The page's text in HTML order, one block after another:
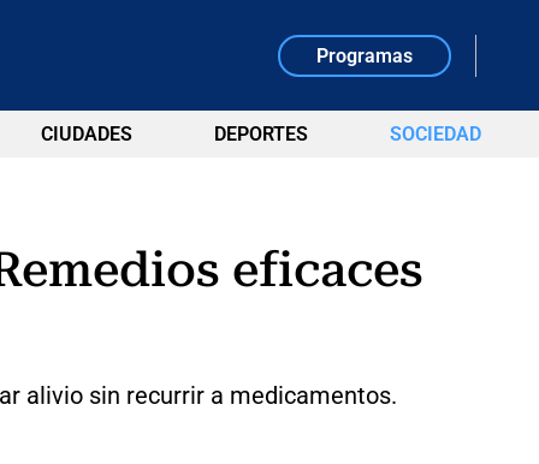
Programas
CIUDADES DEPORTES SOCIEDAD
eficaces
alivio sin recurrir a medicamentos.